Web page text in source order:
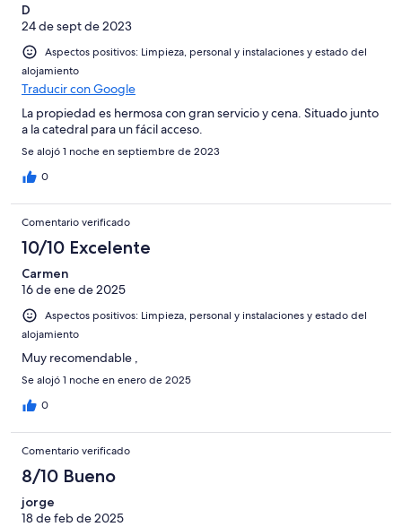
D
24 de sept de 2023
Aspectos positivos: Limpieza, personal y instalaciones y estado del
alojamiento
Traducir con Google
La propiedad es hermosa con gran servicio y cena. Situado junto
a la catedral para un fácil acceso.
Se alojó 1 noche en septiembre de 2023
0
Comentario verificado
10/10 Excelente
Carmen
16 de ene de 2025
Aspectos positivos: Limpieza, personal y instalaciones y estado del
alojamiento
Muy recomendable ,
Se alojó 1 noche en enero de 2025
0
Comentario verificado
8/10 Bueno
jorge
18 de feb de 2025